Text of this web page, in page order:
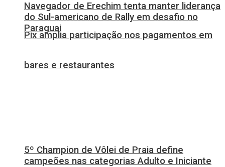
Pix amplia participação nos pagamentos em
bares e restaurantes
Navegador de Erechim tenta manter liderança
do Sul-americano de Rally em desafio no
Paraguai
5º Champion de Vôlei de Praia define
campeões nas categorias Adulto e Iniciante